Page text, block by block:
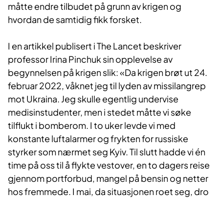
måtte endre tilbudet på grunn av krigen og
hvordan de samtidig fikk forsket.
I en artikkel publisert i The Lancet beskriver
professor Irina Pinchuk sin opplevelse av
begynnelsen på krigen slik: «Da krigen brøt ut 24.
februar 2022, våknet jeg til lyden av missilangrep
mot Ukraina. Jeg skulle egentlig undervise
medisinstudenter, men i stedet måtte vi søke
tilflukt i bomberom. I to uker levde vi med
konstante luftalarmer og frykten for russiske
styrker som nærmet seg Kyiv. Til slutt hadde vi én
time på oss til å flykte vestover, en to dagers reise
gjennom portforbud, mangel på bensin og netter
hos fremmede. I mai, da situasjonen roet seg, dro